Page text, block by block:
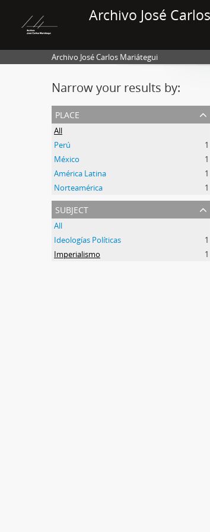
Archivo José
Archivo José Carlos Mariátegui
Narrow your results by:
place
All
Perú
1
México
1
América Latina
1
Norteamérica
1
subject
All
Ideologías Políticas
1
Imperialismo
1